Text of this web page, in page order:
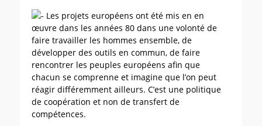
Les projets européens ont été mis en en
œuvre dans les années 80 dans une volonté de
faire travailler les hommes ensemble, de
développer des outils en commun, de faire
rencontrer les peuples européens afin que
chacun se comprenne et imagine que l’on peut
réagir différemment ailleurs. C’est une politique
de coopération et non de transfert de
compétences.